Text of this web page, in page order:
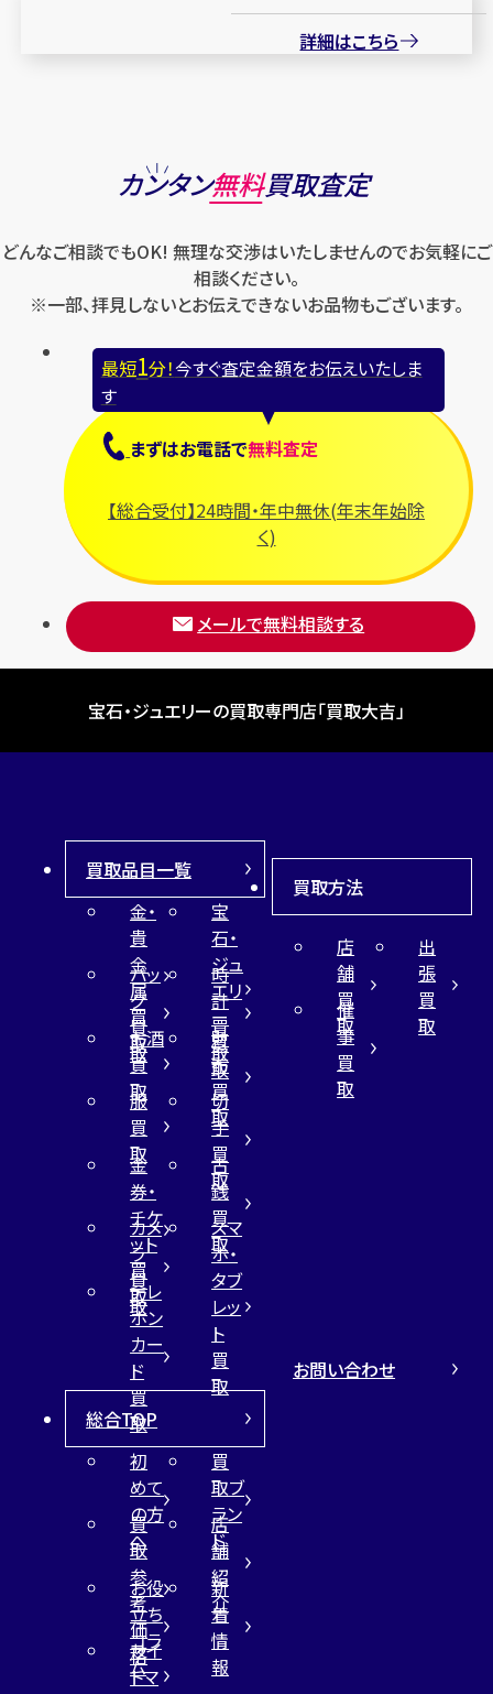
詳細はこちら
カンタン無料買取査定
どんなご相談でもOK! 無理な交渉はいたしませんのでお気軽にご
相談ください。
※一部、拝見しないとお伝えできないお品物もございます。
最短1分！今すぐ査定金額をお伝えいたしま
す
まずはお電話で無料査定
【総合受付】24時間・年中無休(年末年始除
く)
メールで無料相談する
宝石・ジュエリーの買取専門店「買取大吉」
買取品目一覧
金・
貴
金
属
買
取
宝
石・
ジュ
エリ
ー
買
取
バッ
グ
買
取
時
計
買
取
お酒
買
取
財
布
買
取
服
買
取
切
手
買
取
金
券・
チケ
ット
買
取
古
銭
買
取
カメ
ラ
買
取
スマ
ホ・
タブ
レッ
ト
買
取
テレ
ホン
カー
ド
買
取
買取方法
店
舗
買
取
出
張
買
取
催
事
買
取
総合TOP
初
めて
の方
へ
買
取ブ
ラン
ド
買
取
参
考
価
格
店
舗
紹
介
お役
立ち
コラ
ム
新
着
情
報
サイ
トマ
お問い合わせ